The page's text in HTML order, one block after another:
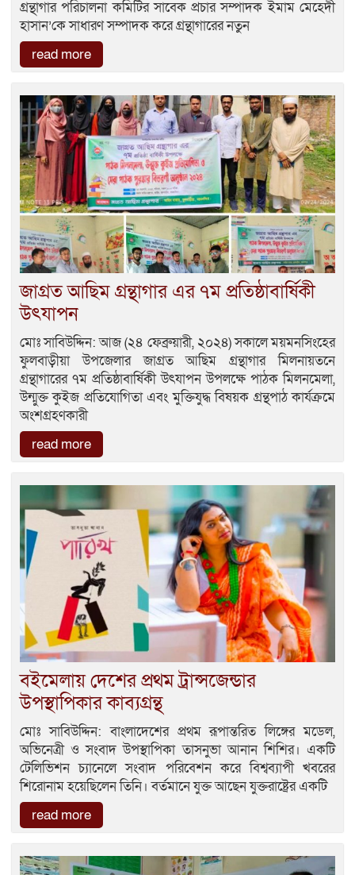
গ্রন্থাগার পরিচালনা কমিটির সাবেক প্রচার সম্পাদক ইমাম মেহেদী
হাসান’কে সাধারণ সম্পাদক করে গ্রন্থাগারের নতুন
read more
জাগ্রত আছিম গ্রন্থাগার এর ৭ম প্রতিষ্ঠাবার্ষিকী
উৎযাপন
মোঃ সাবিউদ্দিন: আজ (২৪ ফেব্রুয়ারী, ২০২৪) সকালে ময়মনসিংহের
ফুলবাড়ীয়া উপজেলার জাগ্রত আছিম গ্রন্থাগার মিলনায়তনে
গ্রন্থাগারের ৭ম প্রতিষ্ঠাবার্ষিকী উৎযাপন উপলক্ষে পাঠক মিলনমেলা,
উন্মুক্ত কুইজ প্রতিযোগিতা এবং মুক্তিযুদ্ধ বিষয়ক গ্রন্থপাঠ কার্যক্রমে
অংশগ্রহণকারী
read more
বইমেলায় দেশের প্রথম ট্রান্সজেন্ডার
উপস্থাপিকার কাব্যগ্রন্থ
মোঃ সাবিউদ্দিন: বাংলাদেশের প্রথম রূপান্তরিত লিঙ্গের মডেল,
অভিনেত্রী ও সংবাদ উপস্থাপিকা তাসনুভা আনান শিশির। একটি
টেলিভিশন চ্যানেলে সংবাদ পরিবেশন করে বিশ্বব্যাপী খবরের
শিরোনাম হয়েছিলেন তিনি। বর্তমানে যুক্ত আছেন যুক্তরাষ্ট্রের একটি
read more